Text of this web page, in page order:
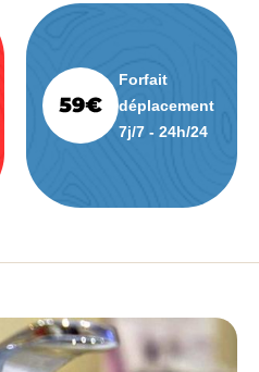
Forfait
déplacement
7j/7 - 24h/24